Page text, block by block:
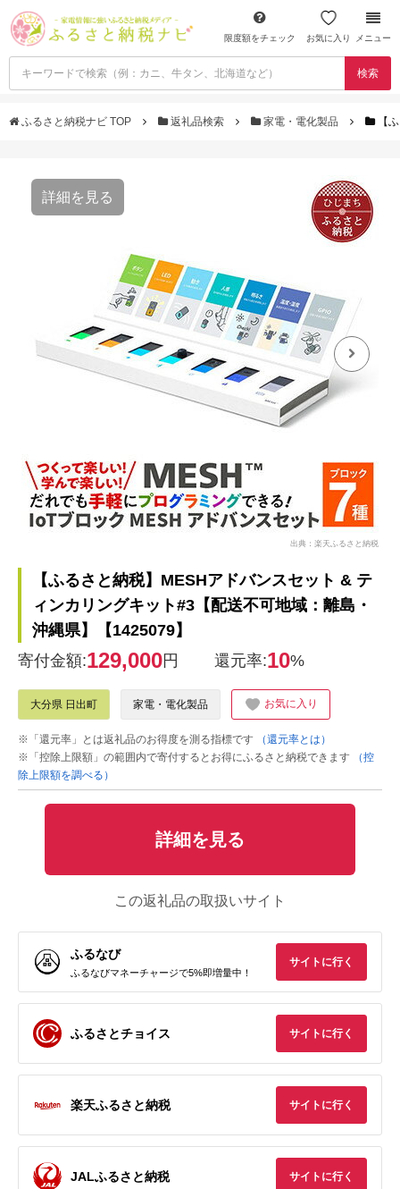
限度額をチェック お気に入り メニュー
検索
ふるさと納税ナビ TOP 返礼品検索 家電・電化製品 【
詳細を見る
出典：楽天ふるさと納税
【ふるさと納税】MESHアドバンスセット & テ
ィンカリングキット#3【配送不可地域：離島・
沖縄県】【1425079】
寄付金額:129,000円 還元率:10%
大分県 日出町 家電・電化製品 お気に入り
※「還元率」とは返礼品のお得度を測る指標です
（還元率とは）
※「控除上限額」の範囲内で寄付するとお得にふるさと納税できます
（控
除上限額を調べる）
詳細を見る
この返礼品の取扱いサイト
ふるなび
ふるなびマネーチャージで5%即増量中！
サイトに行く
ふるさとチョイス サイトに行く
楽天ふるさと納税 サイトに行く
JALふるさと納税 サイトに行く